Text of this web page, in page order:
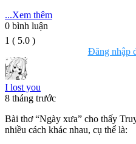
...Xem thêm
0 bình luận
1 ( 5.0 )
Đăng nhập
I lost you
8 tháng trước
Bài thơ “Ngày xưa” cho thấy
nhiều cách khác nhau, cụ thể là: